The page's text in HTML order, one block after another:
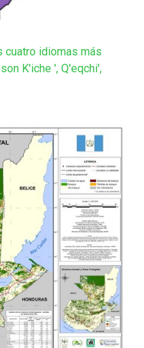
cuatro idiomas más
K'iche ', Q'eqchi',